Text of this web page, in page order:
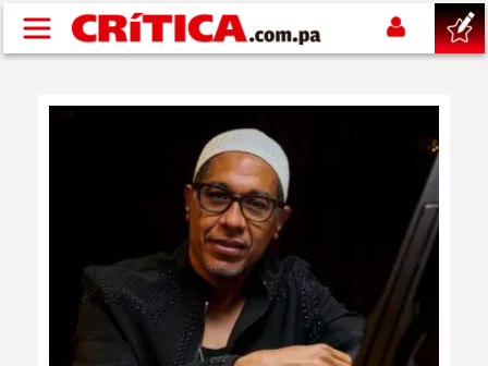
Pasar al contenido principal